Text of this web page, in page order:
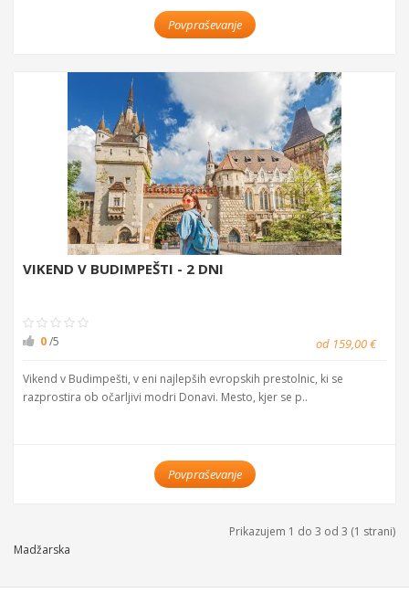
Povpraševanje
VIKEND V BUDIMPEŠTI - 2 DNI
0/5 od 159,00 €
Vikend v Budimpešti, v eni najlepših evropskih prestolnic, ki se
razprostira ob očarljivi modri Donavi. Mesto, kjer se p..
Povpraševanje
Prikazujem 1 do 3 od 3 (1 strani)
Madžarska